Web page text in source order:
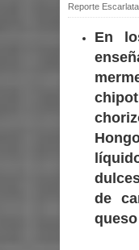
Reporte Escarlata
En
de